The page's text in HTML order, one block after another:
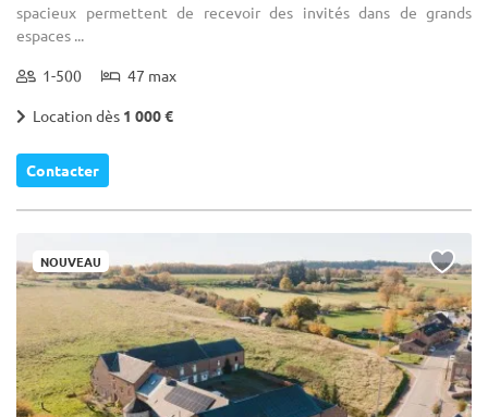
spacieux permettent de recevoir des invités dans de grands
espaces ...
1-500 47 max
Location dès 1 000 €
Contacter
NOUVEAU